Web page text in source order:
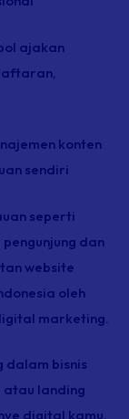
ajakan
konten
sendiri
seperti
dan
website
oleh
marketing.
dalam bisnis
atau landing
digital kamu.